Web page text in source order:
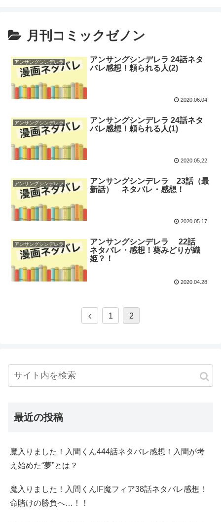
月刊コミックゼノン
アンサングシンデレラ
アンサングシンデレラ 24話ネタ
バレ感想！頼られる人(2)
2020.06.04
アンサングシンデレラ
アンサングシンデレラ 24話ネタ
バレ感想！頼られる人(1)
2020.05.22
アンサングシンデレラ
アンサングシンデレラ 23話（最
新話） ネタバレ・感想！
2020.05.17
アンサングシンデレラ
アンサングシンデレラ 22話
ネタバレ・感想！葵みどりが織
姫？！
2020.04.28
1 2
最近の投稿
魔入りました！入間くん444話ネタバレ感想！入間が考
え始めた“夢”とは？
魔入りました！入間くんIF魔フィア38話ネタバレ感想！
命賭けの勝負へ…！！